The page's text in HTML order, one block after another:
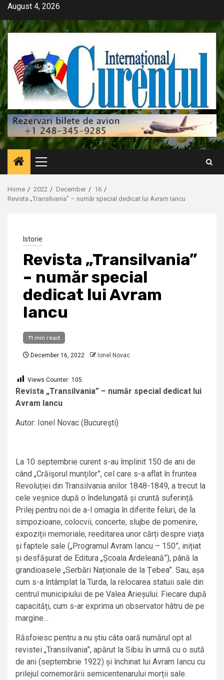
Skip
content
August 4, 2026
Primary
Menu
Home 2022 December
16
Revista „Transilvania” – număr special dedicat lui Avram Iancu
Istorie
Revista „Transilvania”
– număr special
dedicat lui Avram
Iancu
11 min read
December 16, 2022 Ionel Novac
Views Counter: 105
Revista „Transilvania” – număr special dedicat lui
Avram Iancu
Autor: Ionel Novac (Bucureşti)
La 10 septembrie curent s-au împlinit 150 de ani de
când „Crăişorul munţilor”, cel care s-a aflat în fruntea
Revoluției din Transilvania anilor 1848-1849, a trecut la
cele veșnice după o îndelungată și cruntă suferință.
Prilej pentru noi de a-l omagia în diferite feluri, de la
simpozioane, colocvii, concerte, slujbe de pomenire,
expoziții memoriale, reeditarea unor cărți despre viața
și faptele sale („Programul Avram Iancu – 150”, inițiat
și desfășurat de Editura „Școala Ardeleană”), până la
grandioasele „Serbări Naționale de la Țebea”. Sau, așa
cum s-a întâmplat la Turda, la relocarea statuii sale din
centrul municipiului de pe Valea Arieșului. Fiecare după
capacități, cum s-ar exprima un observator hâtru de pe
margine…
Răsfoiesc pentru a nu știu câta oară numărul opt al
revistei „Transilvania”, apărut la Sibiu în urmă cu o sută
de ani (septembrie 1922) și închinat lui Avram Iancu cu
prilejul comemorării semicentenarului morții sale.